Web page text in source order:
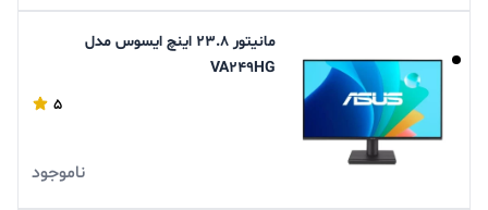
مانیتور 23.8 اینچ ایسوس مدل
VA249HG
5
ناموجود